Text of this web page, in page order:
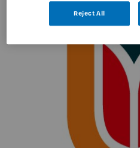
Reject All